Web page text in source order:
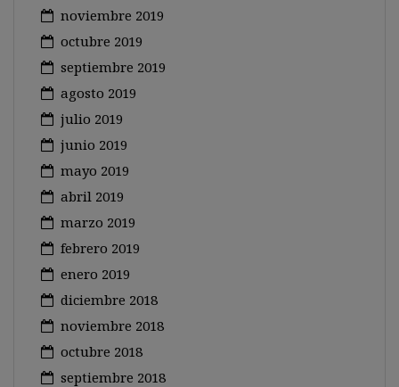
noviembre 2019
octubre 2019
septiembre 2019
agosto 2019
julio 2019
junio 2019
mayo 2019
abril 2019
marzo 2019
febrero 2019
enero 2019
diciembre 2018
noviembre 2018
octubre 2018
septiembre 2018